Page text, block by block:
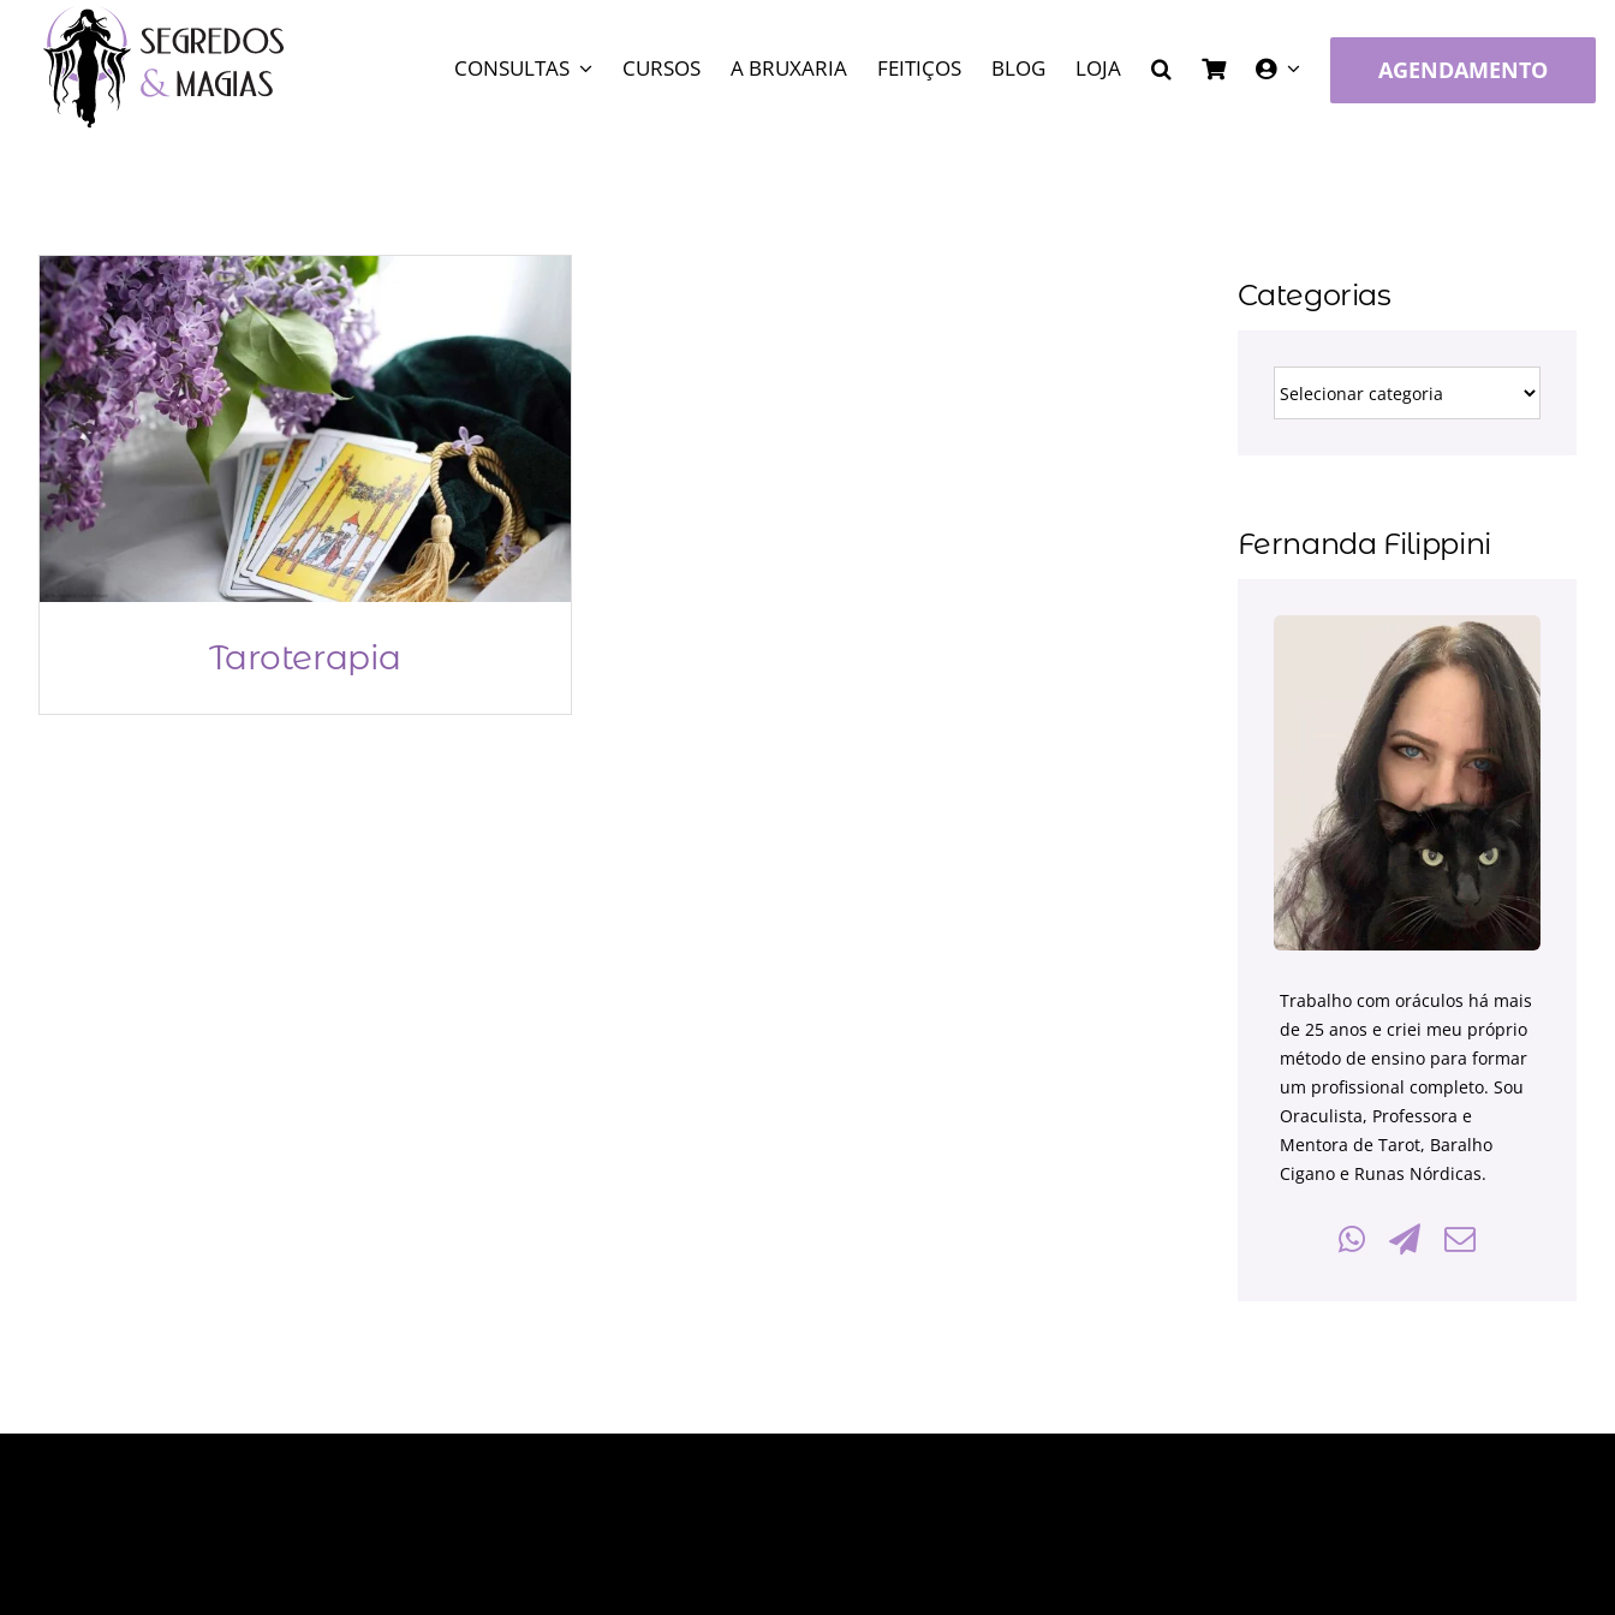
para
conteúdo
CONSULTAS CURSOS A BRUXARIA FEITIÇOS BLOG LOJA AGENDAMENTO
Taroterapia
Categorias
Fernanda Filippini
Trabalho com oráculos há mais
de 25 anos e criei meu próprio
método de ensino para formar
um profissional completo. Sou
Oraculista, Professora e
Mentora de Tarot, Baralho
Cigano e Runas Nórdicas.